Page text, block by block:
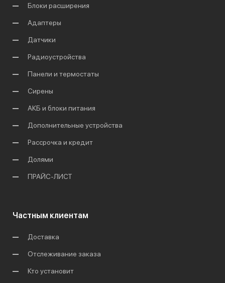
Блоки расширения
Адаптеры
Датчики
Радиоустройства
Панели и термостаты
Сирены
АКБ и блоки питания
Дополнительные устройства
Рассрочка и кредит
Долями
ПРАЙС-ЛИСТ
Частным клиентам
Доставка
Отслеживание заказа
Кто установит